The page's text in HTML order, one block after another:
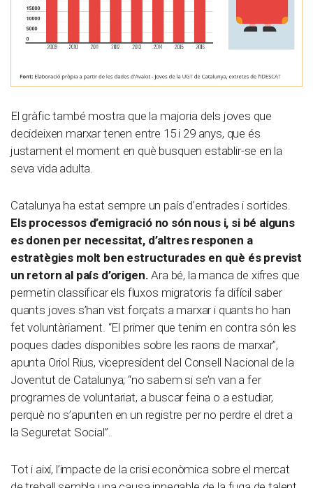
El gràfic també mostra que la majoria dels joves que
decideixen marxar tenen entre 15 i 29 anys, que és
justament el moment en què busquen establir-se en la
seva vida adulta.
Catalunya ha estat sempre un país d’entrades i sortides.
Els processos d’emigració no són nous i, si bé alguns
es donen per necessitat, d’altres responen a
estratègies molt ben estructurades en què és previst
un retorn al país d’origen. Ara bé, la manca de xifres que
permetin classificar els fluxos migratoris fa difícil saber
quants joves s’han vist forçats a marxar i quants ho han
fet voluntàriament. “El primer que tenim en contra són les
poques dades disponibles sobre les raons de marxar”,
apunta Oriol Rius, vicepresident del Consell Nacional de la
Joventut de Catalunya; “no sabem si se’n van a fer
programes de voluntariat, a buscar feina o a estudiar,
perquè no s’apunten en un registre per no perdre el dret a
la Seguretat Social”.
Tot i així, l’impacte de la crisi econòmica sobre el mercat